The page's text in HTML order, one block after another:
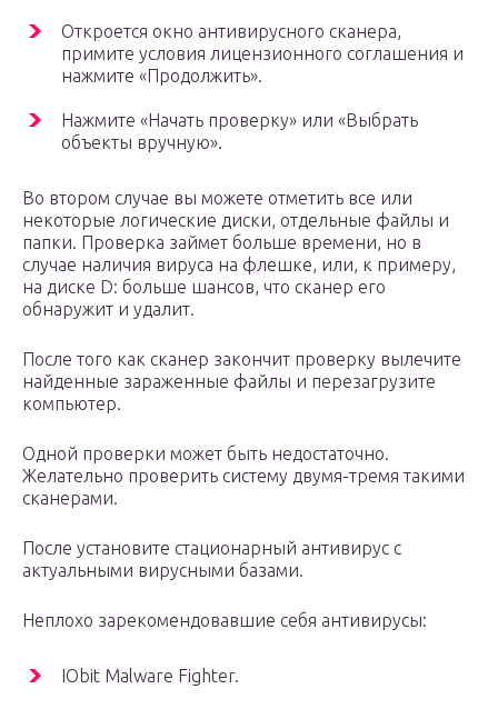
Откроется окно антивирусного сканера,
примите условия лицензионного соглашения и
нажмите «Продолжить».
Нажмите «Начать проверку» или «Выбрать
объекты вручную».
Во втором случае вы можете отметить все или
некоторые логические диски, отдельные файлы и
папки. Проверка займет больше времени, но в
случае наличия вируса на флешке, или, к примеру,
на диске D: больше шансов, что сканер его
обнаружит и удалит.
После того как сканер закончит проверку вылечите
найденные зараженные файлы и перезагрузите
компьютер.
Одной проверки может быть недостаточно.
Желательно проверить систему двумя-тремя такими
сканерами.
После установите стационарный антивирус с
актуальными вирусными базами.
Неплохо зарекомендовавшие себя антивирусы:
IObit Malware Fighter.